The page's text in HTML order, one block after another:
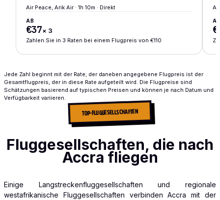
Air Peace, Arik Air · 1h 10m · Direkt
AB
€37× 3
Zahlen Sie in 3 Raten bei einem Flugpreis von €110
Jede Zahl beginnt mit der Rate; der daneben angegebene Flugpreis ist der
Gesamtflugpreis, der in diese Rate aufgeteilt wird. Die Flugpreise sind
Schätzungen basierend auf typischen Preisen und können je nach Datum und
Verfügbarkeit variieren.
TOP-FLUGGESELLSCHAFTEN
Fluggesellschaften, die nach
Accra fliegen
Einige Langstreckenfluggesellschaften und regionale
westafrikanische Fluggesellschaften verbinden Accra mit der